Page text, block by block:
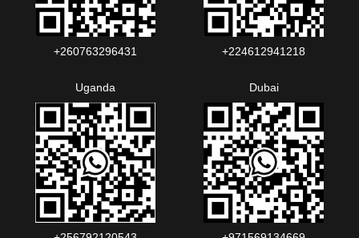
+260763296431 +224612941218
Uganda Dubai